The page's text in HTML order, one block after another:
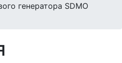
генератора SDMO